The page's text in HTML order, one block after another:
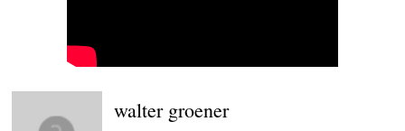
walter groener